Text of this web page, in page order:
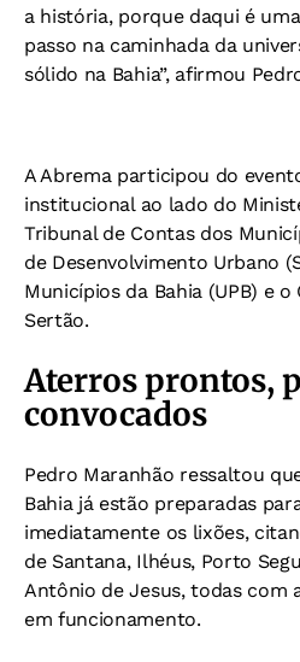
a história, porque daqui é
passo na caminhada da
sólido na Bahia”, afirmou
A Abrema participou do
institucional ao lado do
Tribunal de Contas dos
de Desenvolvimento Urbano
Municípios da Bahia (UPB) e
Sertão.
Aterros prontos,
convocados
Pedro Maranhão ressaltou
Bahia já estão preparadas
imediatamente os lixões,
de Santana, Ilhéus, Porto
Antônio de Jesus, todas com
em funcionamento.